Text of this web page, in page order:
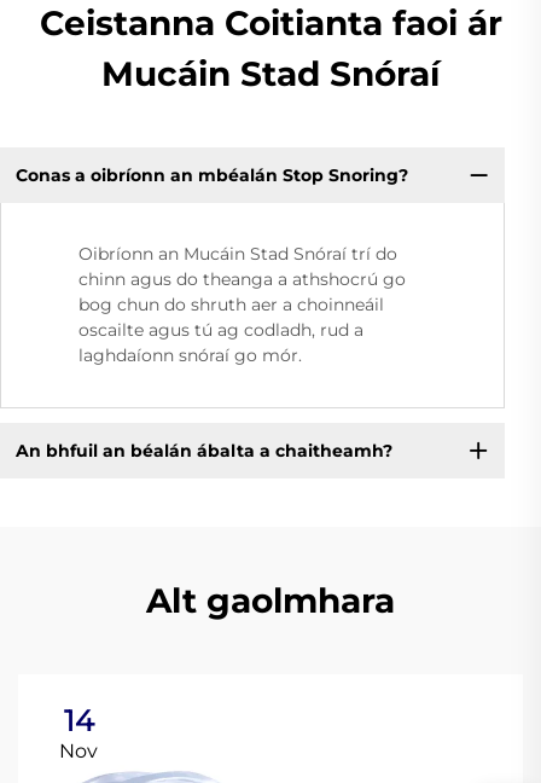
Ceistanna Coitianta faoi ár
Mucáin Stad Snóraí
Conas a oibríonn an mbéalán Stop Snoring?
Oibríonn an Mucáin Stad Snóraí trí do
chinn agus do theanga a athshocrú go
bog chun do shruth aer a choinneáil
oscailte agus tú ag codladh, rud a
laghdaíonn snóraí go mór.
An bhfuil an béalán ábalta a chaitheamh?
Alt gaolmhara
14
Nov